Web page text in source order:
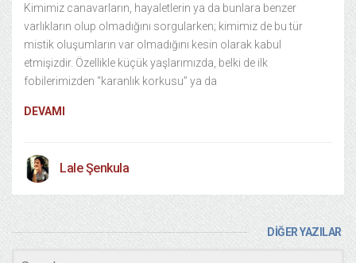
Kimimiz canavarların, hayaletlerin ya da bunlara benzer
varlıkların olup olmadığını sorgularken; kimimiz de bu tür
mistik oluşumların var olmadığını kesin olarak kabul
etmişizdir. Özellikle küçük yaşlarımızda, belki de ilk
fobilerimizden “karanlık korkusu” ya da
DEVAMI
Lale Şenkula
DİĞER YAZILAR